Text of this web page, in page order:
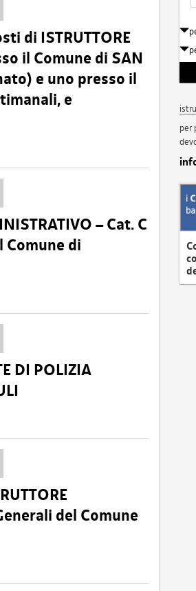
di ISTRUTTORE
il Comune di SAN
e uno presso il
e
– Cat. C
Comune di
DI POLIZIA
del Comune
per